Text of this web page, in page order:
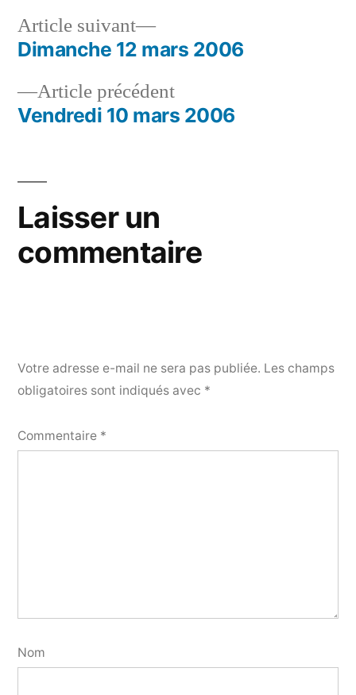
Navigation
deArticle précédentArticle
précédent :
Vendredi 10 mars 2006
Article suivant
Article
suivant :
Dimanche 12 mars 2006
Laisser un
commentaire
Votre adresse e-mail ne sera pas publiée. Les champs
obligatoires sont indiqués avec *
Commentaire *
Nom